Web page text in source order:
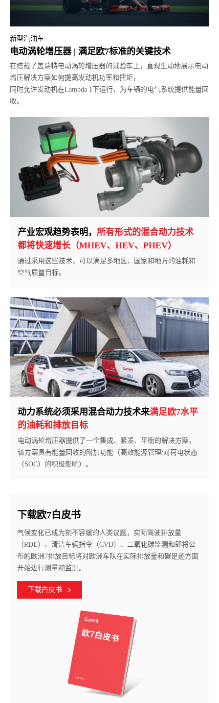
新型汽油车
电动涡轮增压器 | 满足欧7标准的关键技术
在搭载了盖瑞特电动涡轮增压器的试验车上，直观生动地展示电动
增压解决方案如何提高发动机功率和扭矩，
同时允许发动机在Lambda 1下运行，为车辆的电气系统提供能量回
收。
产业宏观趋势表明， 所有形式的混合动力技术
都将快速增长（MHEV、HEV、PHEV）
通过采用这些技术，可以满足多地区、国家和地方的油耗和
空气质量目标。
动力系统必须采用混合动力技术来满足欧7水平
的油耗和排放目标
电动涡轮增压器提供了一个集成、紧凑、平衡的解决方案，
该方案具有能量回收的附加功能（高效能源管理/对荷电状态
（SOC）的积极影响）。
下载欧7白皮书
气候变化已成为刻不容缓的人类议题，实际驾驶排放量
（RDE）、清洁车辆指令（CVD）、二氧化碳监测和即将公
布的欧洲7排放目标将对欧洲车队在实际排放量和碳足迹方面
开始进行测量和监测。
下载白皮书